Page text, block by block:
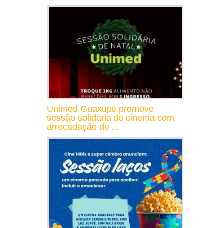
Unimed Guaxupé promove
sessão solidária de cinema com
arrecadação de ...